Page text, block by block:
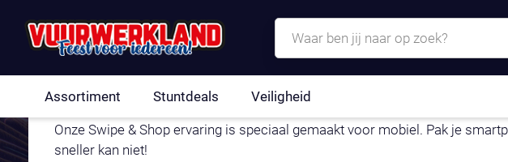
Assortiment Stuntdeals Veiligheid
SWIPE & SHOP -
Onze Swipe & Shop ervaring is speciaal gemaakt voor mobiel. Pak je
sneller kan niet!